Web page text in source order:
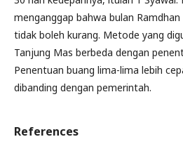
menganggap bahwa bulan
tidak boleh kurang. Metode yang
Tanjung Mas berbeda dengan
Penentuan buang lima-lima lebih
dibanding dengan pemerintah.
References